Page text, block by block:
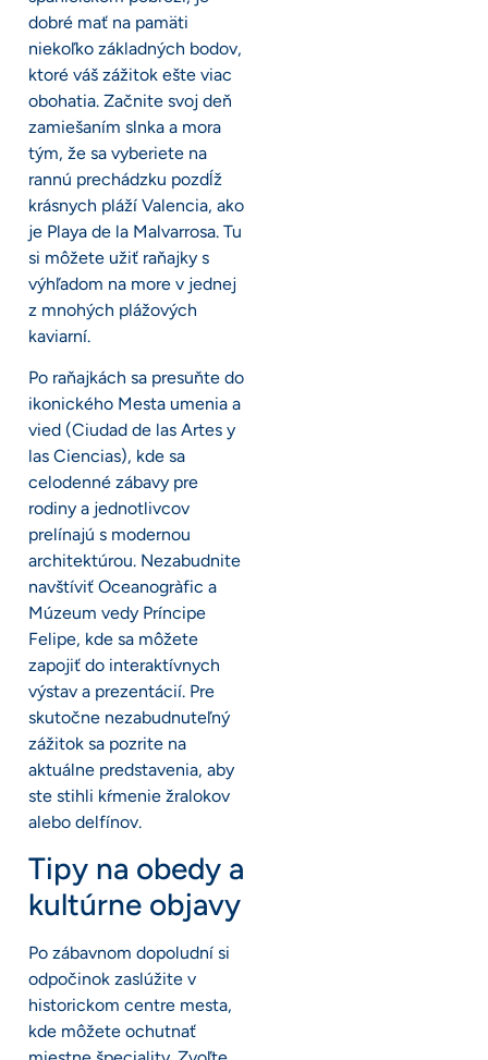
dobré mať na pamäti
niekoľko základných bodov,
ktoré váš zážitok ešte viac
obohatia. Začnite svoj deň
zamiešaním slnka a mora
tým, že sa vyberiete na
rannú prechádzku pozdĺž
krásnych pláží Valencia, ako
je Playa de la Malvarrosa. Tu
si môžete užiť raňajky s
výhľadom na more v jednej
z mnohých plážových
kaviarní.
Po raňajkách sa presuňte do
ikonického Mesta umenia a
vied (Ciudad de las Artes y
las Ciencias), kde sa
celodenné zábavy pre
rodiny a jednotlivcov
prelínajú s modernou
architektúrou. Nezabudnite
navštíviť Oceanogràfic a
Múzeum vedy Príncipe
Felipe, kde sa môžete
zapojiť do interaktívnych
výstav a prezentácií. Pre
skutočne nezabudnuteľný
zážitok sa pozrite na
aktuálne predstavenia, aby
ste stihli kŕmenie žralokov
alebo delfínov.
Tipy na obedy a
kultúrne objavy
Po zábavnom dopoludní si
odpočinok zaslúžite v
historickom centre mesta,
kde môžete ochutnať